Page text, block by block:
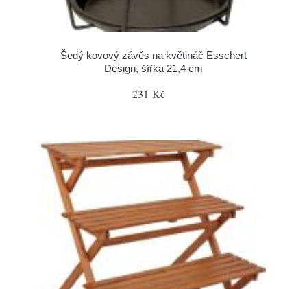
Šedý kovový závěs na květináč Esschert
Design, šířka 21,4 cm
231 Kč